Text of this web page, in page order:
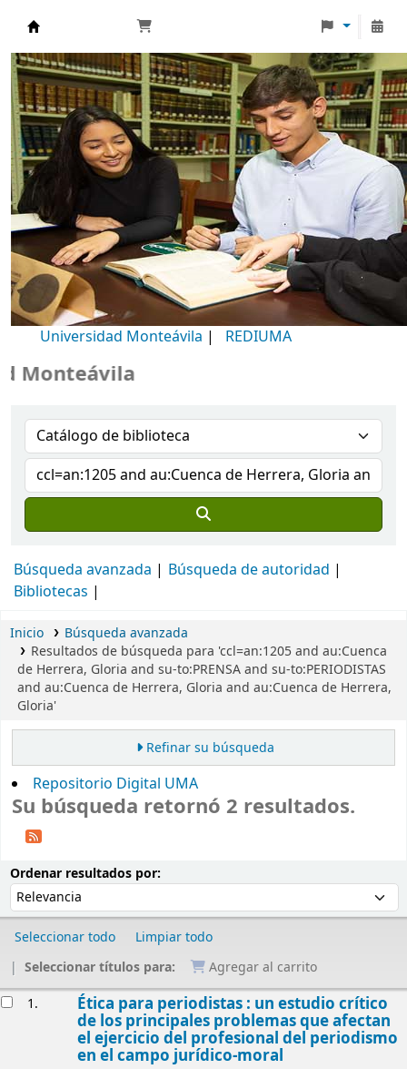
Biblioteca Universidad Monteávila
Universidad Monteávila | REDIUMA
Búsqueda avanzada
Búsqueda de autoridad
Bibliotecas
Inicio
Búsqueda avanzada
Resultados de búsqueda para 'ccl=an:1205 and au:Cuenca
de Herrera, Gloria and su-to:PRENSA and su-to:PERIODISTAS
and au:Cuenca de Herrera, Gloria and au:Cuenca de Herrera,
Gloria'
Refinar su búsqueda
Repositorio Digital UMA
Su búsqueda retornó 2 resultados.
Ordenar resultados por:
Seleccionar todo
Limpiar todo
Seleccionar títulos para:
Agregar al carrito
1. Ética para periodistas : un estudio crítico
de los principales problemas que afectan
el ejercicio del profesional del periodismo
en el campo jurídico-moral